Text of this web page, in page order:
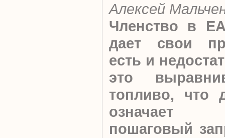
Алексей
Членство в
дает свои
есть и
это
топливо, что
означает
пошаговый